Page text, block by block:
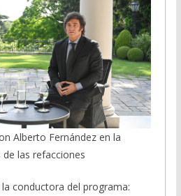
Alberto Fernández en la
las refacciones
conductora del programa: